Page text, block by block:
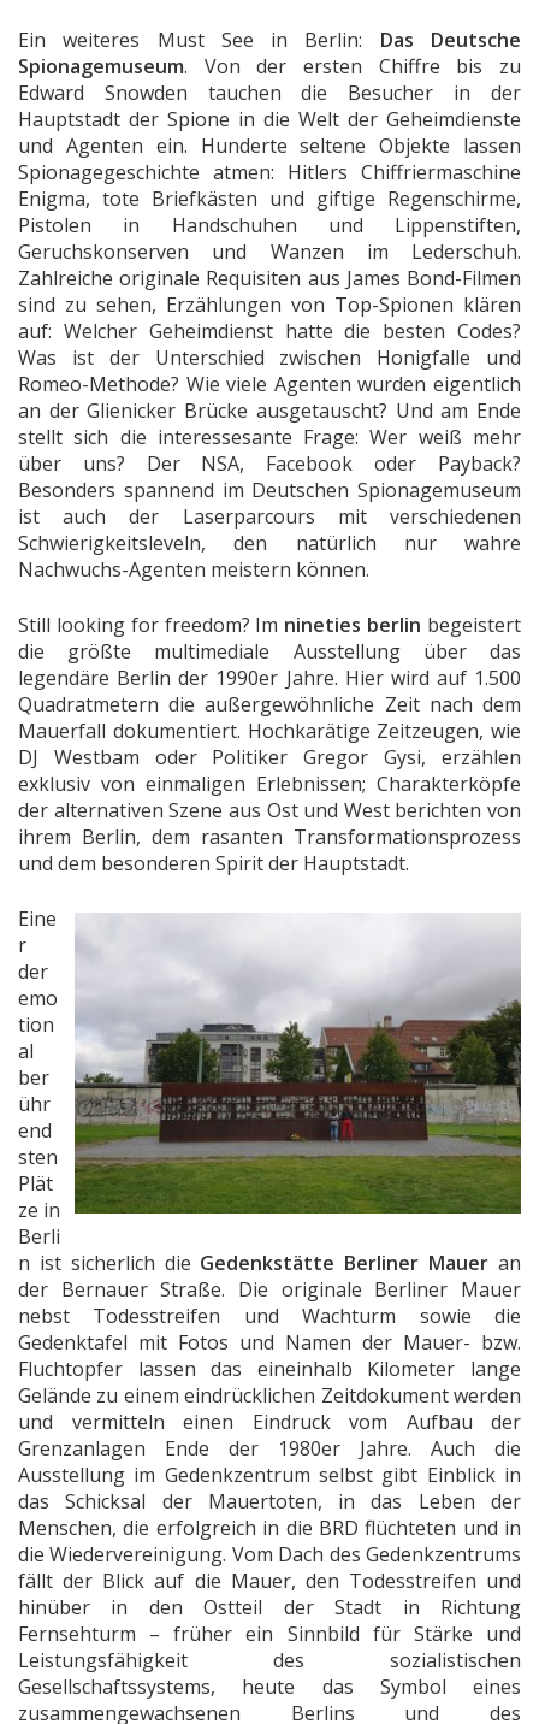
Ein weiteres Must See in Berlin: Das Deutsche
Spionagemuseum. Von der ersten Chiffre bis zu
Edward Snowden tauchen die Besucher in der
Hauptstadt der Spione in die Welt der Geheimdienste
und Agenten ein. Hunderte seltene Objekte lassen
Spionagegeschichte atmen: Hitlers Chiffriermaschine
Enigma, tote Briefkästen und giftige Regenschirme,
Pistolen in Handschuhen und Lippenstiften,
Geruchskonserven und Wanzen im Lederschuh.
Zahlreiche originale Requisiten aus James Bond-Filmen
sind zu sehen, Erzählungen von Top-Spionen klären
auf: Welcher Geheimdienst hatte die besten Codes?
Was ist der Unterschied zwischen Honigfalle und
Romeo-Methode? Wie viele Agenten wurden eigentlich
an der Glienicker Brücke ausgetauscht? Und am Ende
stellt sich die interessesante Frage: Wer weiß mehr
über uns? Der NSA, Facebook oder Payback?
Besonders spannend im Deutschen Spionagemuseum
ist auch der Laserparcours mit verschiedenen
Schwierigkeitsleveln, den natürlich nur wahre
Nachwuchs-Agenten meistern können.
Still looking for freedom? Im nineties berlin begeistert
die größte multimediale Ausstellung über das
legendäre Berlin der 1990er Jahre. Hier wird auf 1.500
Quadratmetern die außergewöhnliche Zeit nach dem
Mauerfall dokumentiert. Hochkarätige Zeitzeugen, wie
DJ Westbam oder Politiker Gregor Gysi, erzählen
exklusiv von einmaligen Erlebnissen; Charakterköpfe
der alternativen Szene aus Ost und West berichten von
ihrem Berlin, dem rasanten Transformationsprozess
und dem besonderen Spirit der Hauptstadt.
Eine
r
der
emo
tion
al
ber
ühr
end
sten
Plät
ze in
Berli
n ist sicherlich die Gedenkstätte Berliner Mauer an
der Bernauer Straße. Die originale Berliner Mauer
nebst Todesstreifen und Wachturm sowie die
Gedenktafel mit Fotos und Namen der Mauer- bzw.
Fluchtopfer lassen das eineinhalb Kilometer lange
Gelände zu einem eindrücklichen Zeitdokument werden
und vermitteln einen Eindruck vom Aufbau der
Grenzanlagen Ende der 1980er Jahre. Auch die
Ausstellung im Gedenkzentrum selbst gibt Einblick in
das Schicksal der Mauertoten, in das Leben der
Menschen, die erfolgreich in die BRD flüchteten und in
die Wiedervereinigung. Vom Dach des Gedenkzentrums
fällt der Blick auf die Mauer, den Todesstreifen und
hinüber in den Ostteil der Stadt in Richtung
Fernsehturm – früher ein Sinnbild für Stärke und
Leistungsfähigkeit des sozialistischen
Gesellschaftssystems, heute das Symbol eines
zusammengewachsenen Berlins und des